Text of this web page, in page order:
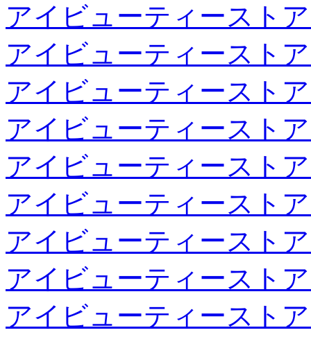
アイビューティースト
アイビューティースト
アイビューティースト
アイビューティースト
アイビューティースト
アイビューティースト
アイビューティースト
アイビューティースト
アイビューティースト